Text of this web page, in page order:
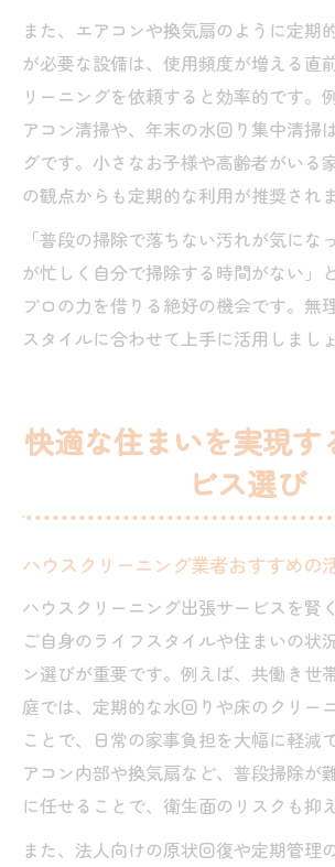
また、エアコンや換気扇のように定期
が必要な設備は、使用頻度が増える直
リーニングを依頼すると効率的です。
アコン清掃や、年末の水回り集中清掃
グです。小さなお子様や高齢者がいる
の観点からも定期的な利用が推奨されま
「普段の掃除で落ちない汚れが気にな
が忙しく自分で掃除する時間がない」
プロの力を借りる絶好の機会です。無
スタイルに合わせて上手に活用しましょ
快適な住まいを実現す
ビス選び
ハウスクリーニング業者おすすめの
ハウスクリーニング出張サービスを賢
ご自身のライフスタイルや住まいの状
ン選びが重要です。例えば、共働き世
庭では、定期的な水回りや床のクリー
ことで、日常の家事負担を大幅に軽減
アコン内部や換気扇など、普段掃除が
に任せることで、衛生面のリスクも抑
また、法人向けの原状回復や定期管理